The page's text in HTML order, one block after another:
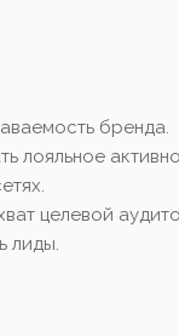
бренда.
лояльное
целевой
лиды.